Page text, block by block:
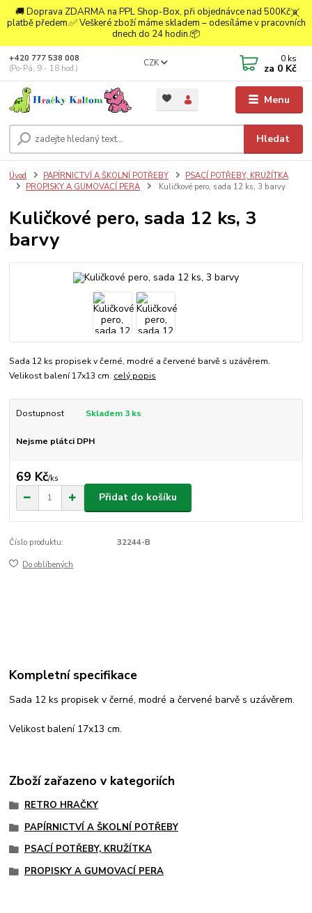
🚚 Doprava ZDARMA na PPL Shop-Box, při objednávce nad 500Kč a
platbě předem.✅ Veškeré zboží máme skladem – odesíláme v pracovních
dnech do 24 hodin.📦
Menu
CZK
Hledat
+420 777 538 008
(Po-Pá, 9 - 18 hod.)
0 ks
za 0 Kč
Úvod PAPÍRNICTVÍ A ŠKOLNÍ POTŘEBY
PSACÍ POTŘEBY, KRUŽÍTKA
PROPISKY A GUMOVACÍ PERA
Kuličkové pero, sada 12 ks, 3 barvy
Kuličkové pero, sada 12 ks, 3
barvy
Sada 12 ks propisek v černé, modré a červené barvě s uzávěrem.
Velikost balení 17x13 cm. celý popis
Dostupnost Skladem 3 ks
Nejsme plátci DPH
69 Kč/ks
Přidat do košíku
Číslo produktu: 32244-B
Do oblíbených
Kompletní specifikace
Sada 12 ks propisek v černé, modré a červené barvě s uzávěrem.
Velikost balení 17x13 cm.
Zboží zařazeno v kategoriích
RETRO HRAČKY
PAPÍRNICTVÍ A ŠKOLNÍ POTŘEBY
PSACÍ POTŘEBY, KRUŽÍTKA
PROPISKY A GUMOVACÍ PERA